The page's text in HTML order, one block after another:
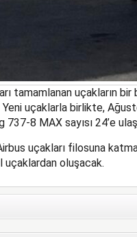
tamamlanan uçakların
Yeni uçaklarla birlikte,
737-8 MAX sayısı 24’e
uçakları filosuna
uçaklardan oluşacak.